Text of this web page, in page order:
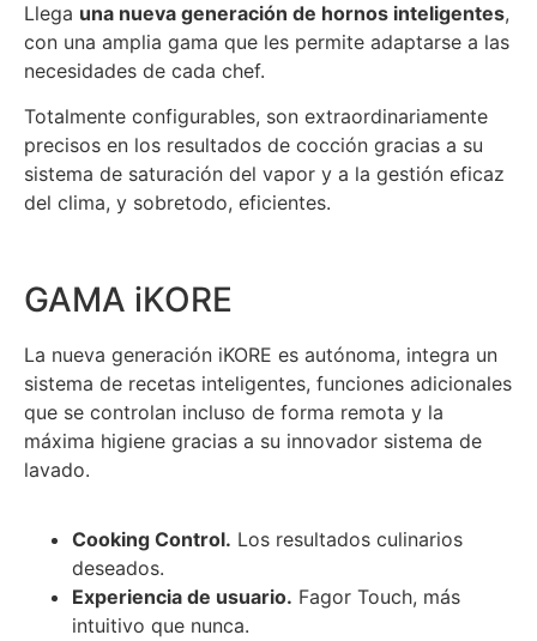
Llega una nueva generación de hornos inteligentes,
con una amplia gama que les permite adaptarse a las
necesidades de cada chef.
Totalmente configurables, son extraordinariamente
precisos en los resultados de cocción gracias a su
sistema de saturación del vapor y a la gestión eficaz
del clima, y sobretodo, eficientes.
GAMA iKORE
La nueva generación iKORE es autónoma, integra un
sistema de recetas inteligentes, funciones adicionales
que se controlan incluso de forma remota y la
máxima higiene gracias a su innovador sistema de
lavado.
Cooking Control. Los resultados culinarios
deseados.
Experiencia de usuario. Fagor Touch, más
intuitivo que nunca.